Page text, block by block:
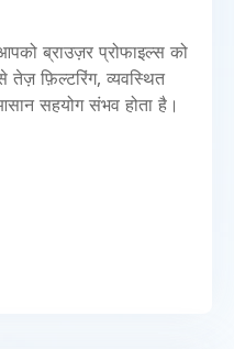
ब्राउज़र प्रोफाइल्स को
फ़िल्टरिंग, व्यवस्थित
सहयोग संभव होता है।